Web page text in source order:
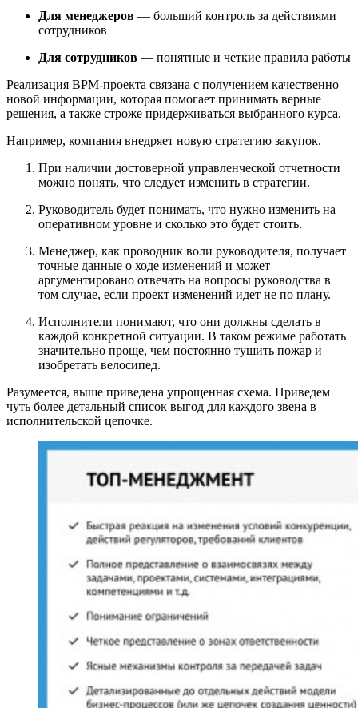
Для менеджеров — больший контроль за действиями
сотрудников
Для сотрудников — понятные и четкие правила работы
Реализация BPM-проекта связана с получением качественно
новой информации, которая помогает принимать верные
решения, а также строже придерживаться выбранного курса.
Например, компания внедряет новую стратегию закупок.
При наличии достоверной управленческой отчетности
можно понять, что следует изменить в стратегии.
Руководитель будет понимать, что нужно изменить на
оперативном уровне и сколько это будет стоить.
Менеджер, как проводник воли руководителя, получает
точные данные о ходе изменений и может
аргументировано отвечать на вопросы руководства в
том случае, если проект изменений идет не по плану.
Исполнители понимают, что они должны сделать в
каждой конкретной ситуации. В таком режиме работать
значительно проще, чем постоянно тушить пожар и
изобретать велосипед.
Разумеется, выше приведена упрощенная схема. Приведем
чуть более детальный список выгод для каждого звена в
исполнительской цепочке.